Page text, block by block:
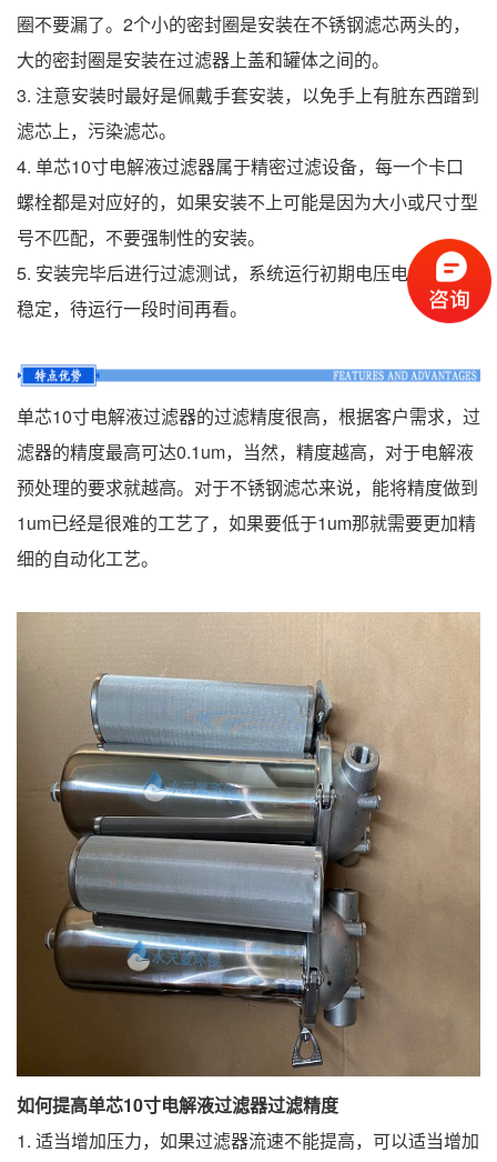
圈不要漏了。2个小的密封圈是安装在不锈钢滤芯两头的，
大的密封圈是安装在过滤器上盖和罐体之间的。
3. 注意安装时最好是佩戴手套安装，以免手上有脏东西蹭到
滤芯上，污染滤芯。
4. 单芯10寸电解液过滤器属于精密过滤设备，每一个卡口
螺栓都是对应好的，如果安装不上可能是因为大小或尺寸型
号不匹配，不要强制性的安装。
5. 安装完毕后进行过滤测试，系统运行初期电压电流可能不
稳定，待运行一段时间再看。
单芯10寸电解液过滤器的过滤精度很高，根据客户需求，过
滤器的精度最高可达0.1um，当然，精度越高，对于电解液
预处理的要求就越高。对于不锈钢滤芯来说，能将精度做到
1um已经是很难的工艺了，如果要低于1um那就需要更加精
细的自动化工艺。
如何提高单芯10寸电解液过滤器过滤精度
1. 适当增加压力，如果过滤器流速不能提高，可以适当增加